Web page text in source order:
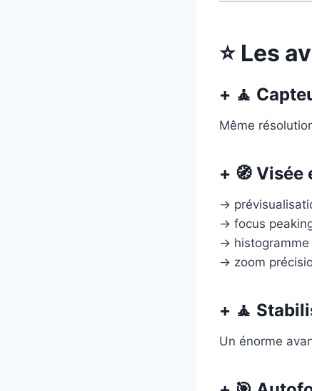
⭐ Les
+ 🧘
Même
+ 🧭 Visée
→
→ focus
→ histogramme
→ zoom
+ 🧘
Un énorme